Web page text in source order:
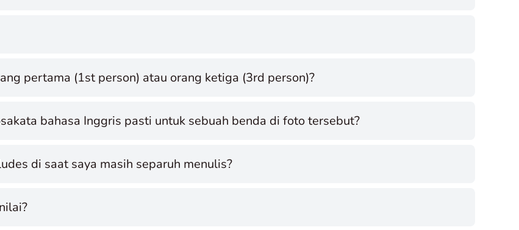
pertama (1st person) atau orang ketiga (3rd person)?
bahasa Inggris pasti untuk sebuah benda di foto tersebut?
di saat saya masih separuh menulis?